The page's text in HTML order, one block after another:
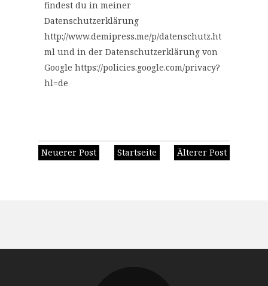
findest du in meiner
Datenschutzerklärung
http://www.demipress.me/p/datenschutz.ht
ml und in der Datenschutzerklärung von
Google https://policies.google.com/privacy?
hl=de
Neuerer Post Älterer Post
Startseite